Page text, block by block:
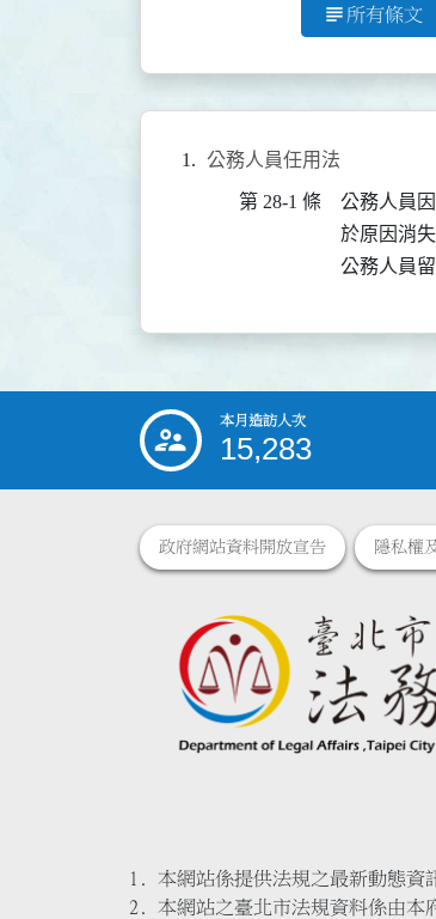
subject 所有條文
公務人員任用法
第 28-1 條
公務人員
於原因消
公務人員
::: 本月造訪人次
15,283
政府網站資料開放宣告 隱私權
本網站係提供法規之最新動態資
本網站之臺北市法規資料係由本